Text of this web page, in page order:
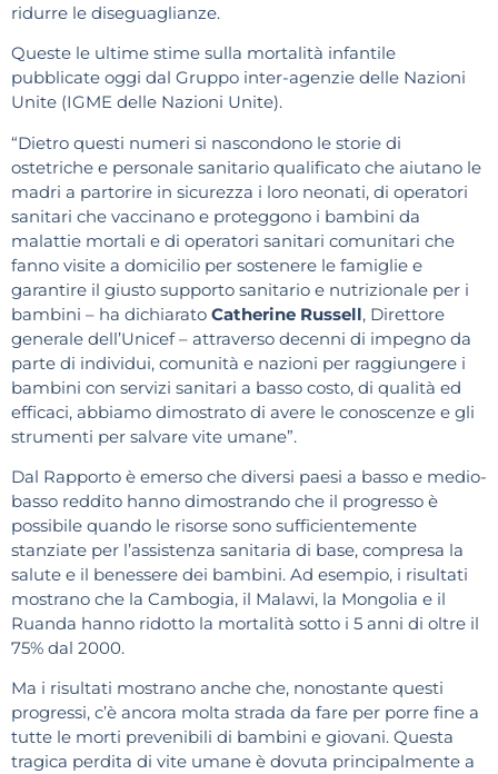
ridurre le diseguaglianze.
Queste le ultime stime sulla mortalità infantile
pubblicate oggi dal Gruppo inter-agenzie delle Nazioni
Unite (IGME delle Nazioni Unite).
“Dietro questi numeri si nascondono le storie di
ostetriche e personale sanitario qualificato che aiutano le
madri a partorire in sicurezza i loro neonati, di operatori
sanitari che vaccinano e proteggono i bambini da
malattie mortali e di operatori sanitari comunitari che
fanno visite a domicilio per sostenere le famiglie e
garantire il giusto supporto sanitario e nutrizionale per i
bambini – ha dichiarato Catherine Russell, Direttore
generale dell’Unicef – attraverso decenni di impegno da
parte di individui, comunità e nazioni per raggiungere i
bambini con servizi sanitari a basso costo, di qualità ed
efficaci, abbiamo dimostrato di avere le conoscenze e gli
strumenti per salvare vite umane”.
Dal Rapporto è emerso che diversi paesi a basso e medio-
basso reddito hanno dimostrando che il progresso è
possibile quando le risorse sono sufficientemente
stanziate per l’assistenza sanitaria di base, compresa la
salute e il benessere dei bambini. Ad esempio, i risultati
mostrano che la Cambogia, il Malawi, la Mongolia e il
Ruanda hanno ridotto la mortalità sotto i 5 anni di oltre il
75% dal 2000.
Ma i risultati mostrano anche che, nonostante questi
progressi, c’è ancora molta strada da fare per porre fine a
tutte le morti prevenibili di bambini e giovani. Questa
tragica perdita di vite umane è dovuta principalmente a